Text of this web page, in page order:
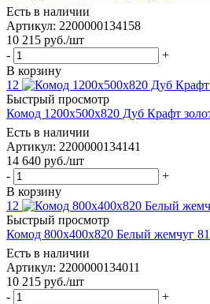
Есть в наличии
Артикул: 2200000134158
10 215 руб./шт
-
+
В корзину
12
Быстрый просмотр
Комод 1200х500х820 Дуб Крафт
Есть в наличии
Артикул: 2200000134141
14 640 руб./шт
-
+
В корзину
12
Быстрый просмотр
Комод 800х400х820 Белый жемчуг
Есть в наличии
Артикул: 2200000134011
10 215 руб./шт
-
+